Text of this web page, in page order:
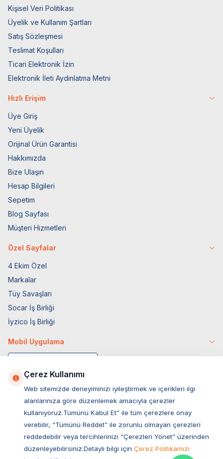
Kişisel Veri Politikası
Üyelik ve Kullanım Şartları
Satış Sözleşmesi
Teslimat Koşulları
Ticari Elektronik İzin
Elektronik İleti Aydınlatma Metni
Hızlı Erişim
Üye Giriş
Yeni Üyelik
Orijinal Ürün Garantisi
Hakkımızda
Bize Ulaşın
Hesap Bilgileri
Sepetim
Blog Sayfası
Müşteri Hizmetleri
Özel Sayfalar
4 Ekim Özel
Markalar
Tüy Savaşları
Socar İş Birliği
İyzico İş Birliği
Mobil Uygulama
Müşteri Hizmetleri
Çerez Kullanımı
Web sitemizde deneyiminizi iyileştirmek ve içerikleri ilgi
alanlarınıza göre düzenlemek amacıyla çerezler
kullanıyoruz.Tümünü Kabul Et” ile tüm çerezlere onay
verebilir, “Tümünü Reddet” ile zorunlu olmayan çerezleri
reddedebilir veya tercihlerinizi “Çerezleri Yönet” üzerinden
düzenleyebilirsiniz.Detaylı bilgi için Çerez Politikamızı